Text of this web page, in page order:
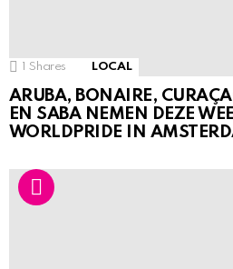
1 Shares LOCAL
ARUBA, BONAIRE,
EN SABA NEMEN DEZE
WORLDPRIDE IN